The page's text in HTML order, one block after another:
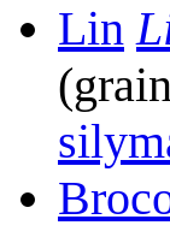
Lin